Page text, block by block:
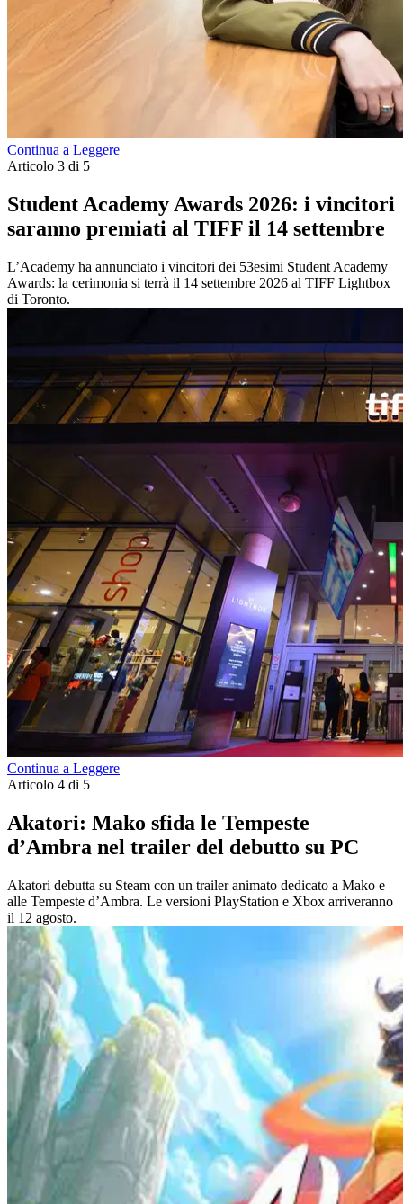
Continua a Leggere
Articolo 3 di 5
Student Academy Awards 2026: i vincitori
saranno premiati al TIFF il 14 settembre
L’Academy ha annunciato i vincitori dei 53esimi Student Academy
Awards: la cerimonia si terrà il 14 settembre 2026 al TIFF Lightbox
di Toronto.
Continua a Leggere
Articolo 4 di 5
Akatori: Mako sfida le Tempeste
d’Ambra nel trailer del debutto su PC
Akatori debutta su Steam con un trailer animato dedicato a Mako e
alle Tempeste d’Ambra. Le versioni PlayStation e Xbox arriveranno
il 12 agosto.